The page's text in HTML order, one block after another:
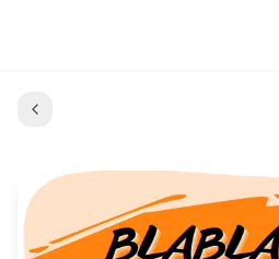
Evénements à venir
Emissions